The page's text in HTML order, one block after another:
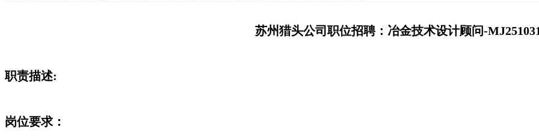
苏州猎头公司职位招聘：冶金技术设计顾问-
职责描述:
岗位要求：